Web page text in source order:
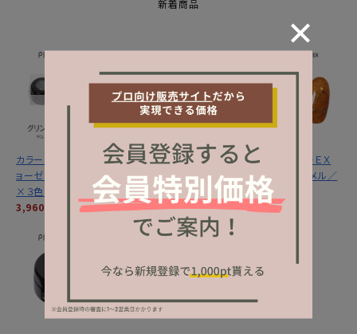
新着商品
カラーＥＸ／グリントジ
ョーゼットシリーズ３ｇ
×３色セット
3,960円
(税込)
カラーＥＸ／サンセット
ミラージュシリーズ ３
ｇ×３色セット
3,960円 (税込)
プリジェル カラーＥＸ
／サンセットキャメル／
３ｇ
1,320円 (税込)